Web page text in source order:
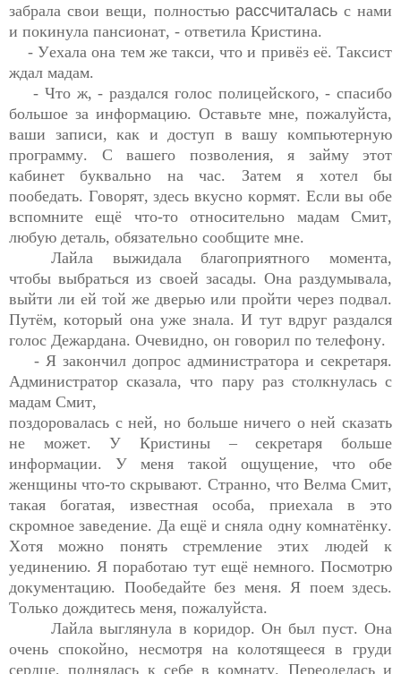
забрала свои вещи, полностью рассчиталась с нами
и покинула пансионат, - ответила Кристина.
- Уехала она тем же такси, что и привёз её. Таксист
ждал мадам.
- Что ж, - раздался голос полицейского, - спасибо
большое за информацию. Оставьте мне, пожалуйста,
ваши записи, как и доступ в вашу компьютерную
программу. С вашего позволения, я займу этот
кабинет буквально на час. Затем я хотел бы
пообедать. Говорят, здесь вкусно кормят. Если вы обе
вспомните ещё что-то относительно мадам Смит,
любую деталь, обязательно сообщите мне.
Лайла выжидала благоприятного момента,
чтобы выбраться из своей засады. Она раздумывала,
выйти ли ей той же дверью или пройти через подвал.
Путём, который она уже знала. И тут вдруг раздался
голос Дежардана. Очевидно, он говорил по телефону.
- Я закончил допрос администратора и секретаря.
Администратор сказала, что пару раз столкнулась с
мадам Смит,
поздоровалась с ней, но больше ничего о ней сказать
не может. У Кристины – секретаря больше
информации. У меня такой ощущение, что обе
женщины что-то скрывают. Странно, что Велма Смит,
такая богатая, известная особа, приехала в это
скромное заведение. Да ещё и сняла одну комнатёнку.
Хотя можно понять стремление этих людей к
уединению. Я поработаю тут ещё немного. Посмотрю
документацию. Пообедайте без меня. Я поем здесь.
Только дождитесь меня, пожалуйста.
Лайла выглянула в коридор. Он был пуст. Она
очень спокойно, несмотря на колотящееся в груди
сердце, поднялась к себе в комнату. Переоделась и